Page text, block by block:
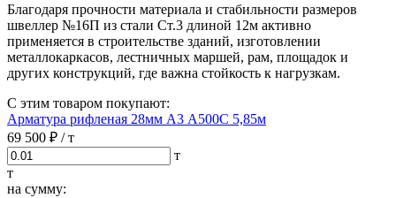
Благодаря прочности материала и стабильности размеров
швеллер №16П из стали Ст.3 длиной 12м активно
применяется в строительстве зданий, изготовлении
металлокаркасов, лестничных маршей, рам, площадок и
других конструкций, где важна стойкость к нагрузкам.
С этим товаром покупают:
Арматура рифленая 28мм А3 А500С 5,85м
69 500 ₽ / т
т
т
на сумму: